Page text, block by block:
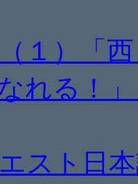
１）「
れる！
スト日